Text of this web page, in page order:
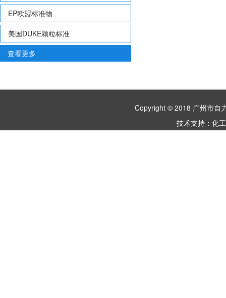
EP欧盟标准物
美国DUKE颗粒标准
查看更多
Copyright © 2018 广州市
技术支持： 化